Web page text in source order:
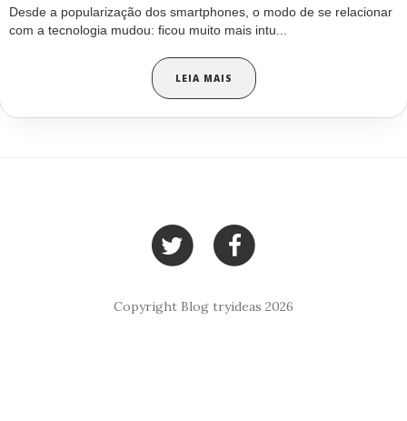
Desde a popularização dos smartphones, o modo de se relacionar
com a tecnologia mudou: ficou muito mais intu...
LEIA MAIS
Copyright Blog tryideas 2026